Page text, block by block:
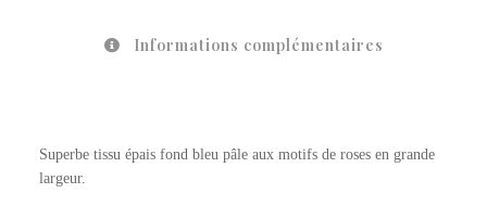
Informations complémentaires
Superbe tissu épais fond bleu pâle aux motifs de roses en grande
largeur.